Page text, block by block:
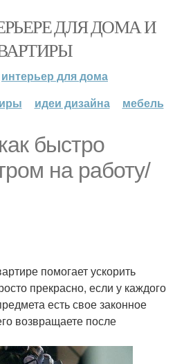
ДЛЯ ДОМА И
интерьер для дома
идеи дизайна мебель
быстро
на работу/
помогает ускорить
прекрасно, если у каждого
есть свое законное
возвращаете после